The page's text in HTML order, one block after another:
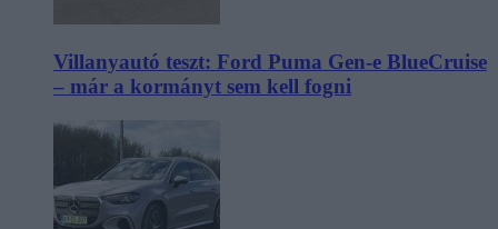
Villanyautó teszt: Ford Puma Gen-e BlueCruise
– már a kormányt sem kell fogni